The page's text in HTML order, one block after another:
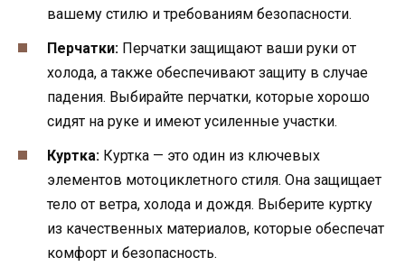
вашему стилю и требованиям безопасности.
Перчатки: Перчатки защищают ваши руки от
холода, а также обеспечивают защиту в случае
падения. Выбирайте перчатки, которые хорошо
сидят на руке и имеют усиленные участки.
Куртка: Куртка — это один из ключевых
элементов мотоциклетного стиля. Она защищает
тело от ветра, холода и дождя. Выберите куртку
из качественных материалов, которые обеспечат
комфорт и безопасность.